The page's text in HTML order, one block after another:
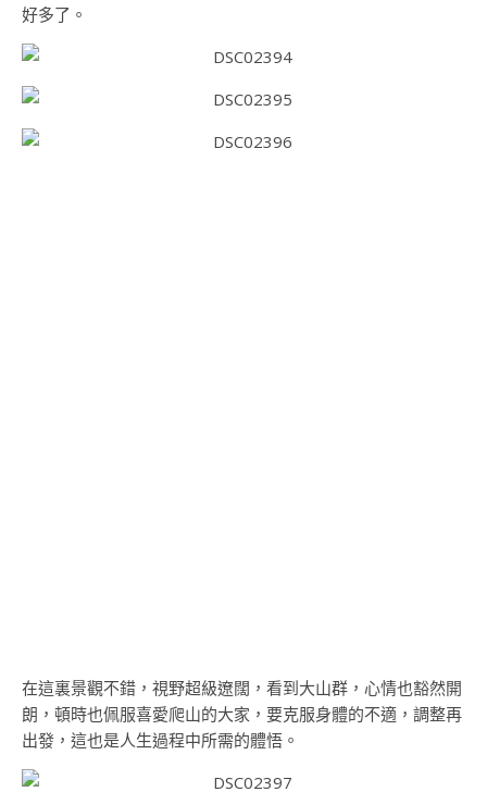
好多了。
在這裏景觀不錯，視野超級遼闊，看到大山群，心情也豁然開
朗，頓時也佩服喜愛爬山的大家，要克服身體的不適，調整再
出發，這也是人生過程中所需的體悟。